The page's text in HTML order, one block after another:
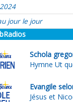
jour le jour
Schola
Hymne Ut
Evangile
Jésus et